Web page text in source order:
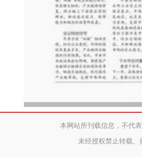
本网站所刊载信息，不代
未经授权禁止转载